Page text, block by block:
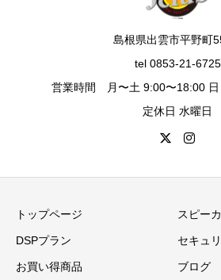
島根県出雲市平野町
tel 0853-21-6725
営業時間 月〜土 9:00〜18:00 日
定休日 水曜日
トップページ スピー
DSPプラン セキュ
お買い得商品 ブログ